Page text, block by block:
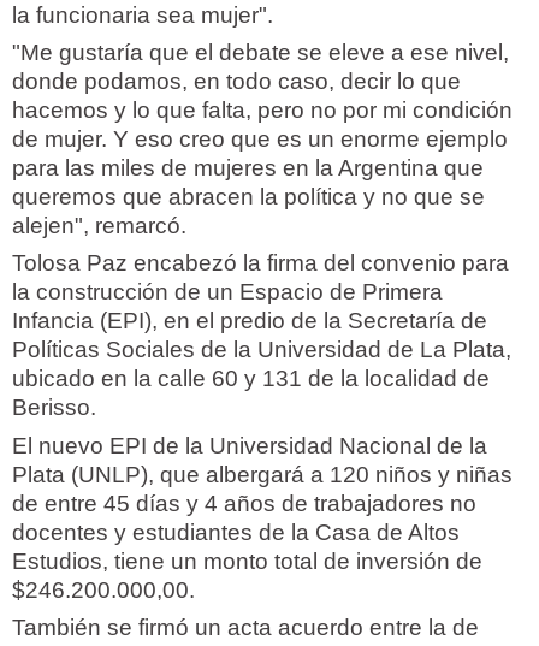
la funcionaria sea mujer".
"Me gustaría que el debate se eleve a ese nivel,
donde podamos, en todo caso, decir lo que
hacemos y lo que falta, pero no por mi condición
de mujer. Y eso creo que es un enorme ejemplo
para las miles de mujeres en la Argentina que
queremos que abracen la política y no que se
alejen", remarcó.
Tolosa Paz encabezó la firma del convenio para
la construcción de un Espacio de Primera
Infancia (EPI), en el predio de la Secretaría de
Políticas Sociales de la Universidad de La Plata,
ubicado en la calle 60 y 131 de la localidad de
Berisso.
El nuevo EPI de la Universidad Nacional de la
Plata (UNLP), que albergará a 120 niños y niñas
de entre 45 días y 4 años de trabajadores no
docentes y estudiantes de la Casa de Altos
Estudios, tiene un monto total de inversión de
$246.200.000,00.
También se firmó un acta acuerdo entre la de